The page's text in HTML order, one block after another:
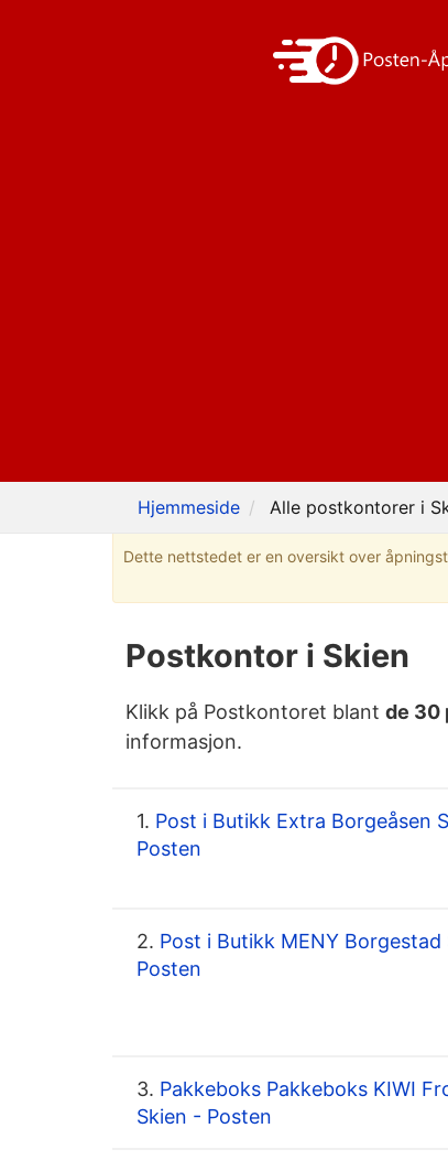
Hjemmeside Alle postkontorer i
Dette nettstedet er en oversikt over
Postkontor i Skien
Klikk på Postkontoret blant de 30
informasjon.
1. Post i Butikk Extra Borgeåsen
Posten
2. Post i Butikk MENY Borgestad
Posten
3. Pakkeboks Pakkeboks KIWI
Skien - Posten